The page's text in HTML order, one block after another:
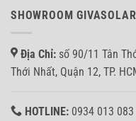
SHOWROOM GIVASOLAR
Địa Chỉ: số 90/11 Tân
Thới Nhất, Quận 12, TP.
HOTLINE: 0934 013